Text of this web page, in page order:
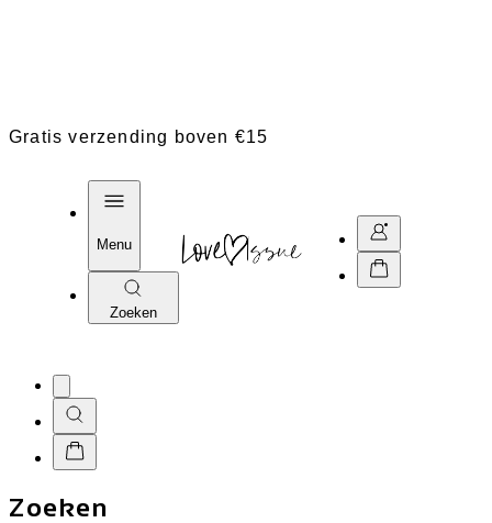
Gratis verzending boven €15
Menu
Zoeken
Zoeken